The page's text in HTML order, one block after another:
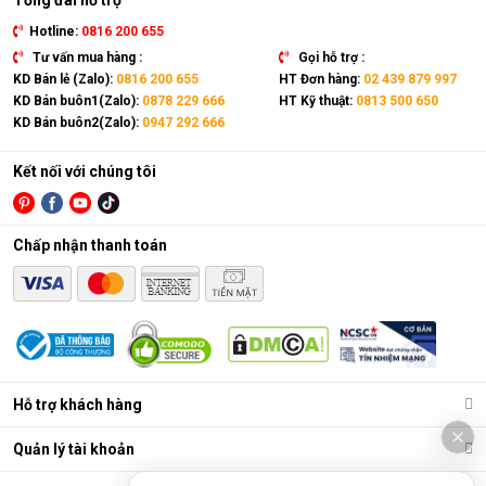
Điều hòa di động là gì?
Các chức năng chính của máy bao gồm: Làm lạnh, quạt gió,
hút ẩm và lọc khí. Bên cạnh đó, dòng sản phẩm này còn được
trang bị thêm khá nhiều tính năng và tiện ích đi kèm như: Hẹn
giờ, khóa trẻ em, remote, kết nối wifi,...
Hotline: 0816 200 655
Tư vấn mua hàng :
KD Bán lẻ (Zalo): 0816 200 655
KD Bán buôn1(Zalo): 0878 229 666
KD Bán buôn2(Zalo): 0947 292 666
Gọi hỗ trợ :
HT Đơn hàng: 02 439 879 997
HT Kỹ thuật: 0813 500 650
Hỗ trợ khách hàng
Quản lý tài khoản
Kết nối với chúng tôi
Chấp nhận thanh toán